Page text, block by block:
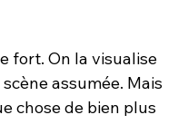
fort. On la visualise
assumée. Mais
chose de bien plus